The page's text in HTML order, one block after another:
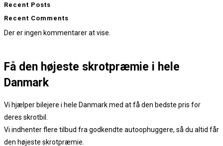
Recent Posts
Recent Comments
Der er ingen kommentarer at vise.
Få den højeste skrotpræmie i hele
Danmark
Vi hjælper bilejere i hele Danmark med at få den bedste pris for
deres skrotbil.
Vi indhenter flere tilbud fra godkendte autoophuggere, så du altid får
den højeste skrotpræmie.